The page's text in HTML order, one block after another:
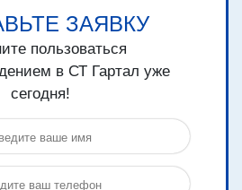
ЗАЯВКУ
пользоваться
в СТ Гартал уже
сегодня!